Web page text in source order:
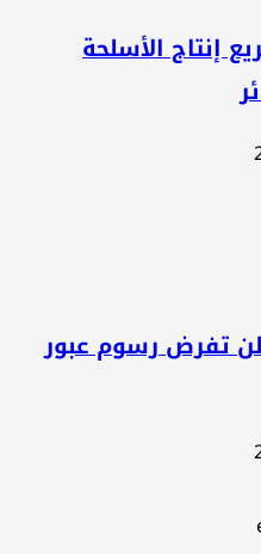
إنتاج الأسلحة
لن تفرض رسوم عبور